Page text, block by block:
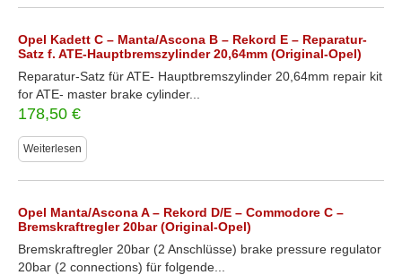
Opel Kadett C – Manta/Ascona B – Rekord E – Reparatur-
Satz f. ATE-Hauptbremszylinder 20,64mm (Original-Opel)
Reparatur-Satz für ATE- Hauptbremszylinder 20,64mm repair kit
for ATE- master brake cylinder...
178,50 €
Weiterlesen
Opel Manta/Ascona A – Rekord D/E – Commodore C –
Bremskraftregler 20bar (Original-Opel)
Bremskraftregler 20bar (2 Anschlüsse) brake pressure regulator
20bar (2 connections) für folgende...